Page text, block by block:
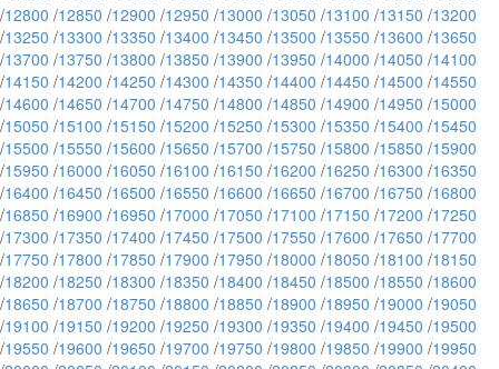
/12800 /12850 /12900 /12950 /13000 /13050 /13100 /13150 /13200
/13250 /13300 /13350 /13400 /13450 /13500 /13550 /13600 /13650
/13700 /13750 /13800 /13850 /13900 /13950 /14000 /14050 /14100
/14150 /14200 /14250 /14300 /14350 /14400 /14450 /14500 /14550
/14600 /14650 /14700 /14750 /14800 /14850 /14900 /14950 /15000
/15050 /15100 /15150 /15200 /15250 /15300 /15350 /15400 /15450
/15500 /15550 /15600 /15650 /15700 /15750 /15800 /15850 /15900
/15950 /16000 /16050 /16100 /16150 /16200 /16250 /16300 /16350
/16400 /16450 /16500 /16550 /16600 /16650 /16700 /16750 /16800
/16850 /16900 /16950 /17000 /17050 /17100 /17150 /17200 /17250
/17300 /17350 /17400 /17450 /17500 /17550 /17600 /17650 /17700
/17750 /17800 /17850 /17900 /17950 /18000 /18050 /18100 /18150
/18200 /18250 /18300 /18350 /18400 /18450 /18500 /18550 /18600
/18650 /18700 /18750 /18800 /18850 /18900 /18950 /19000 /19050
/19100 /19150 /19200 /19250 /19300 /19350 /19400 /19450 /19500
/19550 /19600 /19650 /19700 /19750 /19800 /19850 /19900 /19950